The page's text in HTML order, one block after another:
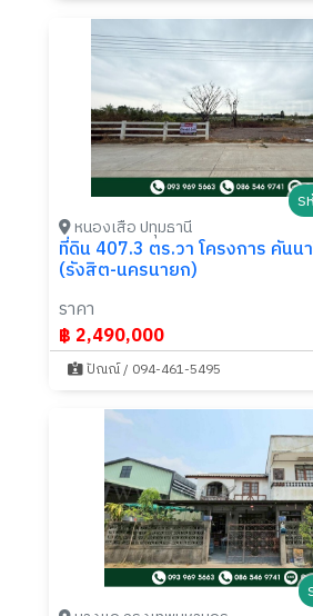
ร
หนองเสือ ปทุมธานี
ที่ดิน 407.3 ตร.วา โครงการ คันน
(รังสิต-นครนายก)
ราคา
฿ 2,490,000
ปัณณ์ / 094-461-5495